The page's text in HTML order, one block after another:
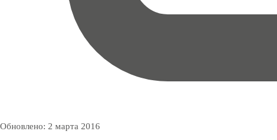
Обновлено: 2 марта 2016